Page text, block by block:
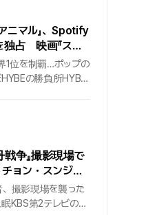
ド）が、自身の正体
出現に直面し、
制御不能な力がも
で、大切な人々を
脅威に立ち向かう
だ。試写を見たシネ
ニマル」、Spotify
独占 映画『スパ
ブランデッド・ニ
公式PR映像の
1位を制覇…ポップの
の勝負所HYBE
市場の勢力図を揺
らの新曲『アニマ
大の音源ストリーミ
フォーム『Spotify』
プ・ソング・デビュ
」部門で1位を獲得
及力を証明した.
戦争』撮影現場で
ョン・スンジ
の末に47歳で
撮影現場を襲った
KBS第2テレビの大